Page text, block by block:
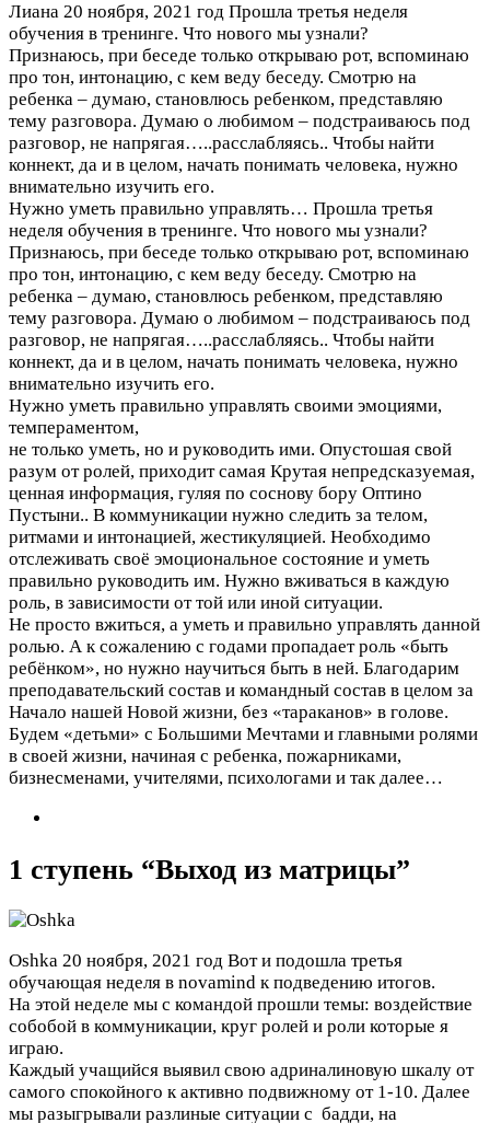
Лиана 20 ноября, 2021 год Прошла третья неделя
обучения в тренинге. Что нового мы узнали?
Признаюсь, при беседе только открываю рот, вспоминаю
про тон, интонацию, с кем веду беседу. Смотрю на
ребенка – думаю, становлюсь ребенком, представляю
тему разговора. Думаю о любимом – подстраиваюсь под
разговор, не напрягая…..расслабляясь.. Чтобы найти
коннект, да и в целом, начать понимать человека, нужно
внимательно изучить его.
Нужно уметь правильно управлять… Прошла третья
неделя обучения в тренинге. Что нового мы узнали?
Признаюсь, при беседе только открываю рот, вспоминаю
про тон, интонацию, с кем веду беседу. Смотрю на
ребенка – думаю, становлюсь ребенком, представляю
тему разговора. Думаю о любимом – подстраиваюсь под
разговор, не напрягая…..расслабляясь.. Чтобы найти
коннект, да и в целом, начать понимать человека, нужно
внимательно изучить его.
Нужно уметь правильно управлять своими эмоциями,
темпераментом,
не только уметь, но и руководить ими. Опустошая свой
разум от ролей, приходит самая Крутая непредсказуемая,
ценная информация, гуляя по соснову бору Оптино
Пустыни.. В коммуникации нужно следить за телом,
ритмами и интонацией, жестикуляцией. Необходимо
отслеживать своё эмоциональное состояние и уметь
правильно руководить им. Нужно вживаться в каждую
роль, в зависимости от той или иной ситуации.
Не просто вжиться, а уметь и правильно управлять данной
ролью. А к сожалению с годами пропадает роль «быть
ребёнком», но нужно научиться быть в ней. Благодарим
преподавательский состав и командный состав в целом за
Начало нашей Новой жизни, без «тараканов» в голове.
Будем «детьми» с Большими Мечтами и главными ролями
в своей жизни, начиная с ребенка, пожарниками,
бизнесменами, учителями, психологами и так далее…
1 ступень “Выход из матрицы”
Oshka 20 ноября, 2021 год Вот и подошла третья
обучающая неделя в novamind к подведению итогов.
На этой неделe мы с командой прошли темы: воздействие
собобой в коммуникации, круг ролей и роли которые я
играю.
Каждый учащийся выявил свою адриналиновую шкалу от
самого спокойного к активно подвижному от 1-10. Далее
мы разыгрывали разлиные ситуации с бадди, на